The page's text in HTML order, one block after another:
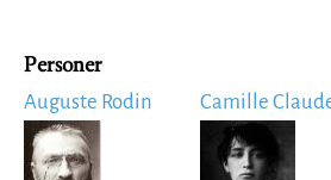
Personer
Auguste Rodin
Image
Camille
Image